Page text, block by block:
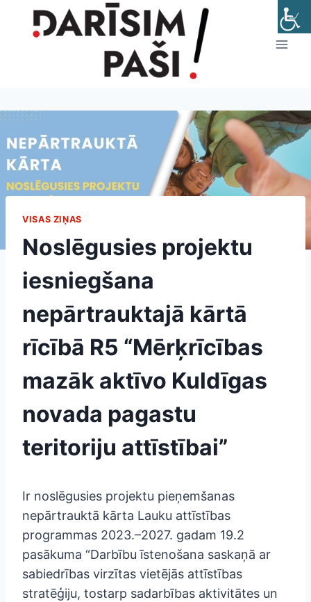
VISAS ZIŅAS
Noslēgusies projektu
iesniegšana
nepārtrauktajā kārtā
rīcībā R5 “Mērķrīcības
mazāk aktīvo Kuldīgas
novada pagastu
teritoriju attīstībai”
Ir noslēgusies projektu pieņemšanas
nepārtrauktā kārta Lauku attīstības
programmas 2023.–2027. gadam 19.2
pasākuma “Darbību īstenošana saskaņā ar
sabiedrības virzītas vietējās attīstības
stratēģiju, tostarp sadarbības aktivitātes un